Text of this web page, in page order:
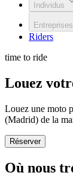
Individus
Entreprises
Riders
time to ride
Louez
Louez une moto
(Madrid) de la
Réserver
Où nous